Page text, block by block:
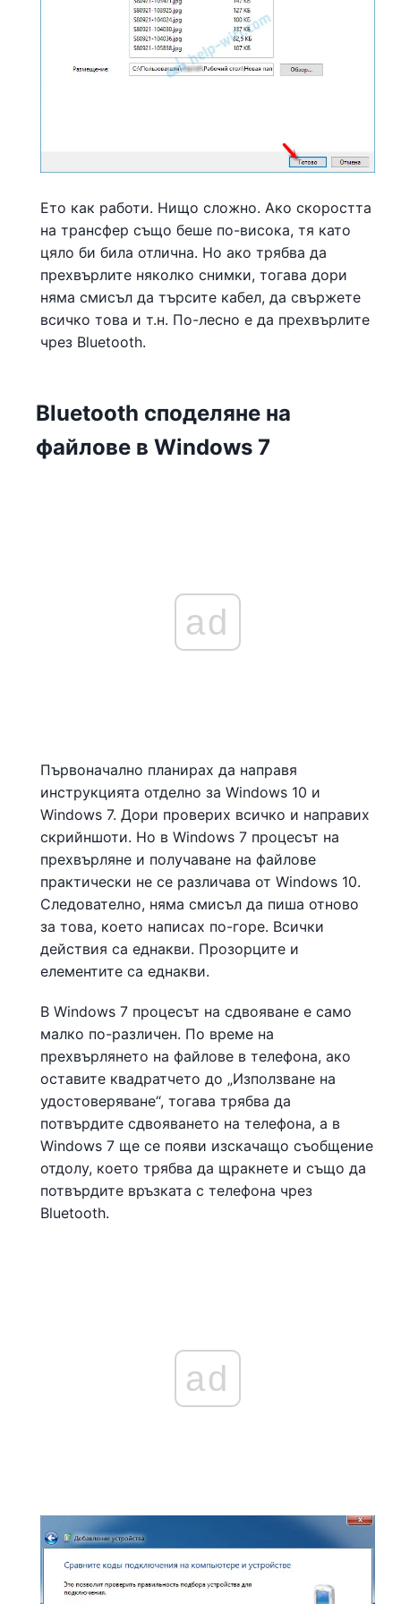
Ето как работи. Нищо сложно. Ако скоростта
на трансфер също беше по-висока, тя като
цяло би била отлична. Но ако трябва да
прехвърлите няколко снимки, тогава дори
няма смисъл да търсите кабел, да свържете
всичко това и т.н. По-лесно е да прехвърлите
чрез Bluetooth.
Bluetooth споделяне на
файлове в Windows 7
ad
Първоначално планирах да направя
инструкцията отделно за Windows 10 и
Windows 7. Дори проверих всичко и направих
скрийншоти. Но в Windows 7 процесът на
прехвърляне и получаване на файлове
практически не се различава от Windows 10.
Следователно, няма смисъл да пиша отново
за това, което написах по-горе. Всички
действия са еднакви. Прозорците и
елементите са еднакви.
В Windows 7 процесът на сдвояване е само
малко по-различен. По време на
прехвърлянето на файлове в телефона, ако
оставите квадратчето до „Използване на
удостоверяване“, тогава трябва да
потвърдите сдвояването на телефона, а в
Windows 7 ще се появи изскачащо съобщение
отдолу, което трябва да щракнете и също да
потвърдите връзката с телефона чрез
Bluetooth.
ad